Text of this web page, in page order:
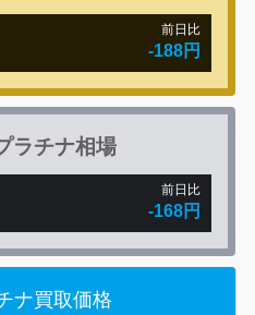
前日比
-188円
ラチナ相場
前日比
-168円
ナ買取価格